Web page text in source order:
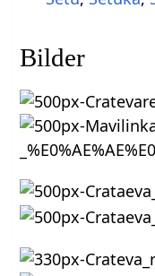
Bilder